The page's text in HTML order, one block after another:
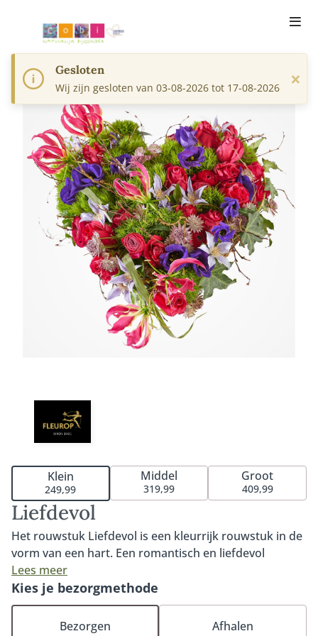
Liefdevol
Het rouwstuk Liefdevol is een kleurrijk rouwstuk in de
vorm van een hart. Een romantisch en liefdevol
bloemstuk door de gekozen bloemsoorten. Het
hartvormige rouwstuk kenmerkt zich door haar
bijzondere rozen in warme kleuren en roze tinten.
Verkrijgbaar in 35cm, 45cm of 60cm. Fijn om te weten:
Lees meer
Klein
249,99
Middel
319,99
Groot
409,99
Kies je bezorgmethode
Bezorgen Afhalen
Gesloten
Wij zijn gesloten van 03-08-2026 tot 17-08-2026 ×